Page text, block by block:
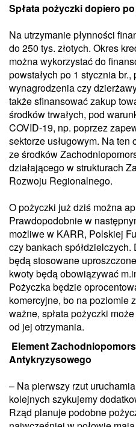
Spłata pożyczki dopiero
Na utrzymanie płynności
do 250 tys. złotych. Okres
można wykorzystać do
powstałych po 1 stycznia
wynagrodzenia czy
także sfinansować zakup
środków trwałych, pod
COVID-19, np. poprzez
sektorze usługowym. Na ten
ze środków
działającego w strukturach
Rozwoju Regionalnego.
O pożyczki już dziś można
Prawdopodobnie w
możliwe w KARR, Polskiej
czy bankach spółdzielczych.
będą stosowane
kwoty będą obowiązywać
Pożyczka będzie
komercyjne, bo na poziomie
ważne, spłata pożyczki
od jej otrzymania.
Element
Antykryzysowego
– Na pierwszy rzut
kolejnych szykujemy
Rząd planuje podobne